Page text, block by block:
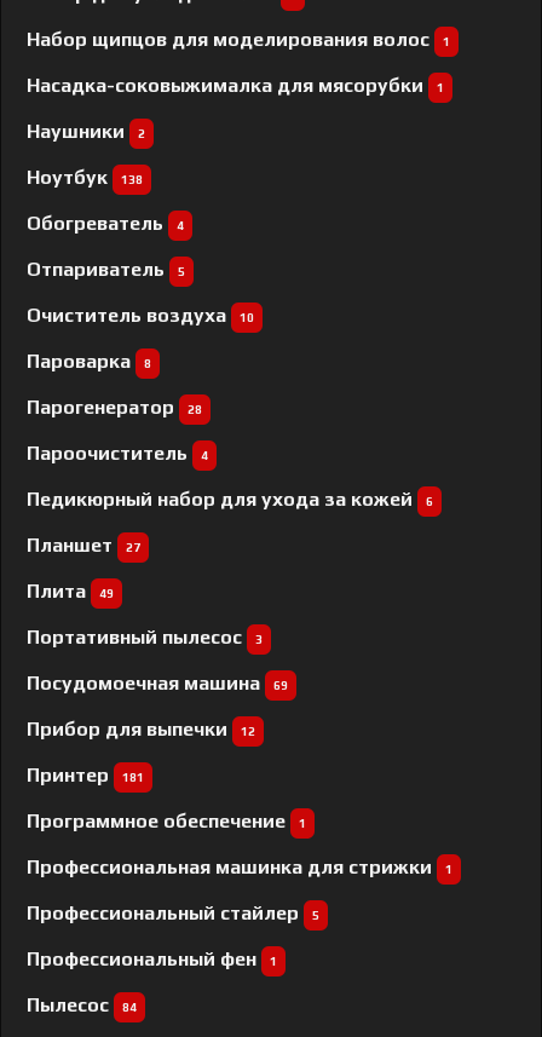
Набор щипцов для моделирования волос 1
Насадка-соковыжималка для мясорубки 1
Наушники 2
Ноутбук 138
Обогреватель 4
Отпариватель 5
Очиститель воздуха 10
Пароварка 8
Парогенератор 28
Пароочиститель 4
Педикюрный набор для ухода за кожей 6
Планшет 27
Плита 49
Портативный пылесос 3
Посудомоечная машина 69
Прибор для выпечки 12
Принтер 181
Программное обеспечение 1
Профессиональная машинка для стрижки 1
Профессиональный cтайлер 5
Профессиональный фен 1
Пылесос 84